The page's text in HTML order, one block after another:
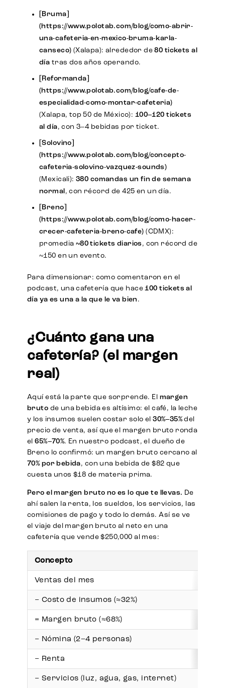
[Bruma]
(https://www.polotab.com/blog/como-abrir-
una-cafeteria-en-mexico-bruma-karla-
canseco) (Xalapa): alrededor de80 tickets al
día tras dos años operando.
[Reformanda]
(https://www.polotab.com/blog/cafe-de-
especialidad-como-montar-cafeteria)
(Xalapa, top 50 de México): 100–120 tickets
al día, con 3–4 bebidas por ticket.
[Solovino]
(https://www.polotab.com/blog/concepto-
cafeteria-solovino-vazquez-sounds)
(Mexicali):380 comandas un fin de semana
normal , con récord de 425 en un día.
[Breno]
(https://www.polotab.com/blog/como-hacer-
crecer-cafeteria-breno-cafe) (CDMX):
promedia ~80 tickets diarios, con récord de
~150 en un evento.
Para dimensionar: como comentaron en el
podcast, una cafetería que hace100 tickets al
día ya es una a la que le va bien .
¿Cuánto gana una
cafetería? (el margen
real)
Aquí está la parte que sorprende. El margen
bruto de una bebida es altísimo: el café, la leche
y los insumos suelen costar solo el30%–35% del
precio de venta, así que el margen bruto ronda
el65%–70%. En nuestro podcast, el dueño de
Breno lo confirmó: un margen bruto cercano al
70% por bebida, con una bebida de $82 que
cuesta unos $18 de materia prima.
Pero el margen bruto no es lo que te llevas. De
ahí salen la renta, los sueldos, los servicios, las
comisiones de pago y todo lo demás. Así se ve
el viaje del margen bruto al neto en una
cafetería que vende $250,000 al mes:
Concepto
Ventas del mes
− Costo de insumos (≈32%)
= Margen bruto (≈68%)
− Nómina (2–4 personas)
− Renta
− Servicios (luz, agua, gas, internet)